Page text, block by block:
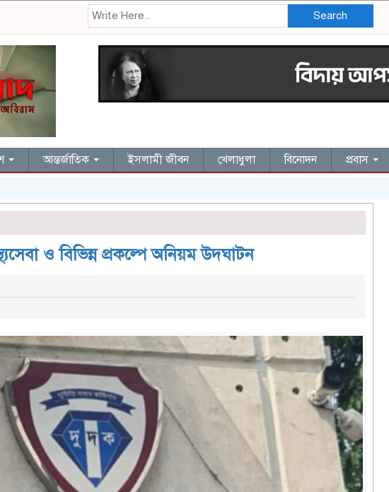
Search
আন্তর্জাতিক ইসলামী জীবন খেলাধুলা বিনোদন প্রবাস
ও বিভিন্ন প্রকল্পে অনিয়ম উদ্ঘাটন